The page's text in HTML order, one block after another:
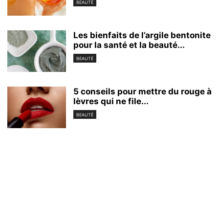
BEAUTÉ
Les bienfaits de l’argile bentonite
pour la santé et la beauté...
BEAUTÉ
5 conseils pour mettre du rouge à
lèvres qui ne file...
BEAUTÉ